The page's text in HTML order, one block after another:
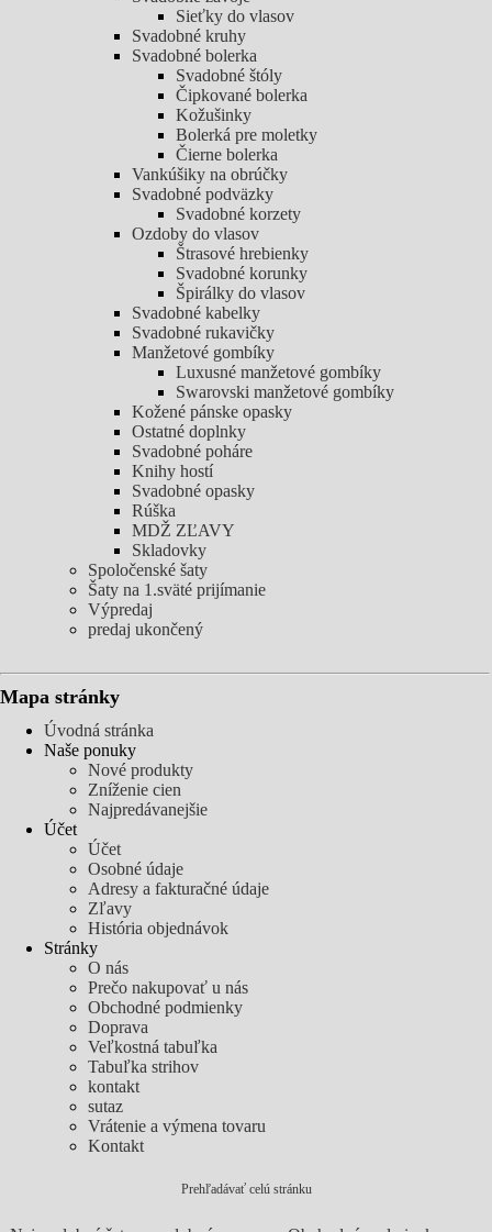
Sieťky do vlasov
Svadobné kruhy
Svadobné bolerka
Svadobné štóly
Čipkované bolerka
Kožušinky
Bolerká pre moletky
Čierne bolerka
Vankúšiky na obrúčky
Svadobné podväzky
Svadobné korzety
Ozdoby do vlasov
Štrasové hrebienky
Svadobné korunky
Špirálky do vlasov
Svadobné kabelky
Svadobné rukavičky
Manžetové gombíky
Luxusné manžetové gombíky
Swarovski manžetové gombíky
Kožené pánske opasky
Ostatné doplnky
Svadobné poháre
Knihy hostí
Svadobné opasky
Rúška
MDŽ ZĽAVY
Skladovky
Spoločenské šaty
Šaty na 1.sväté prijímanie
Výpredaj
predaj ukončený
Mapa stránky
Úvodná stránka
Naše ponuky
Nové produkty
Zníženie cien
Najpredávanejšie
Účet
Účet
Osobné údaje
Adresy a fakturačné údaje
Zľavy
História objednávok
Stránky
O nás
Prečo nakupovať u nás
Obchodné podmienky
Doprava
Veľkostná tabuľka
Tabuľka strihov
kontakt
sutaz
Vrátenie a výmena tovaru
Kontakt
Prehľadávať celú stránku